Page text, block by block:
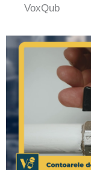
VoxQub